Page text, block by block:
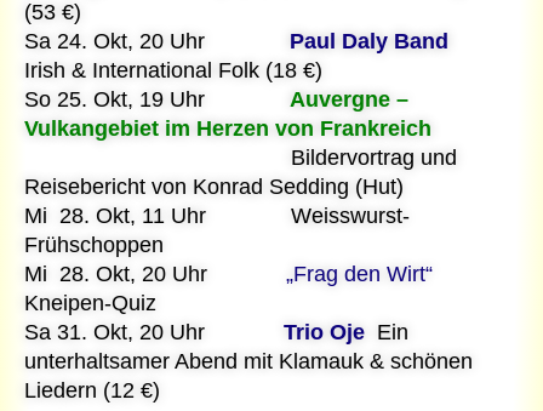
(53 €)
Sa 24. Okt, 20 Uhr Paul Daly Band
Irish & International Folk (18 €)
So 25. Okt, 19 Uhr Auvergne –
Vulkangebiet im Herzen von Frankreich
Bildervortrag und
Reisebericht von Konrad Sedding (Hut)
Mi 28. Okt, 11 Uhr Weisswurst-
Frühschoppen
Mi 28. Okt, 20 Uhr „Frag den Wirt“
Kneipen-Quiz
Sa 31. Okt, 20 Uhr Trio Oje Ein
unterhaltsamer Abend mit Klamauk & schönen
Liedern (12 €)